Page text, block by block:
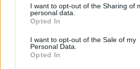
I want to opt-out of the Sharing of
personal data.
Opted In
I want to opt-out of the Sale of my
Personal Data.
Opted In
dóbr materialnych nie
w swoim życiu szczęśliwe.
zaprzeczyć, że pieniądze
sprawiają, że